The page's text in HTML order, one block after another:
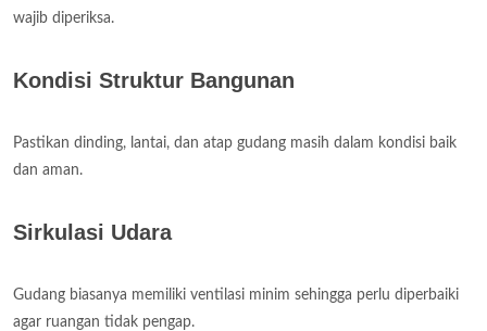
wajib diperiksa.
Kondisi Struktur Bangunan
Pastikan dinding, lantai, dan atap gudang masih dalam kondisi baik
dan aman.
Sirkulasi Udara
Gudang biasanya memiliki ventilasi minim sehingga perlu diperbaiki
agar ruangan tidak pengap.